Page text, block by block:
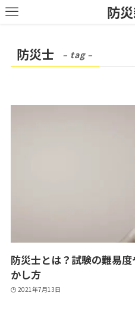
防
防災士 – tag –
防災士とは？試験の難易
かし方
2021年7月13日